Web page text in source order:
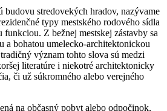
budovu stredovekých hradov, nazývame
typy mestského rodového sídla
funkciou. Z bežnej mestskej zástavby sa
a bohatou umelecko-architektonickou
význam tohto slova sú medzi
literatúre i niekotré architektonicky
či už súkromného alebo verejného
na občasný pobyt alebo odpočinok,